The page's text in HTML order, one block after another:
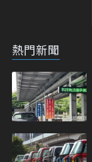
熱門新聞